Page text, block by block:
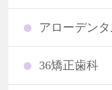
アローデン
36矯正歯科